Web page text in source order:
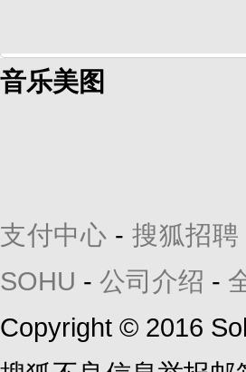
音乐美图
支付中心 - 搜狐招聘
SOHU - 公司介绍 -
Copyright © 2016